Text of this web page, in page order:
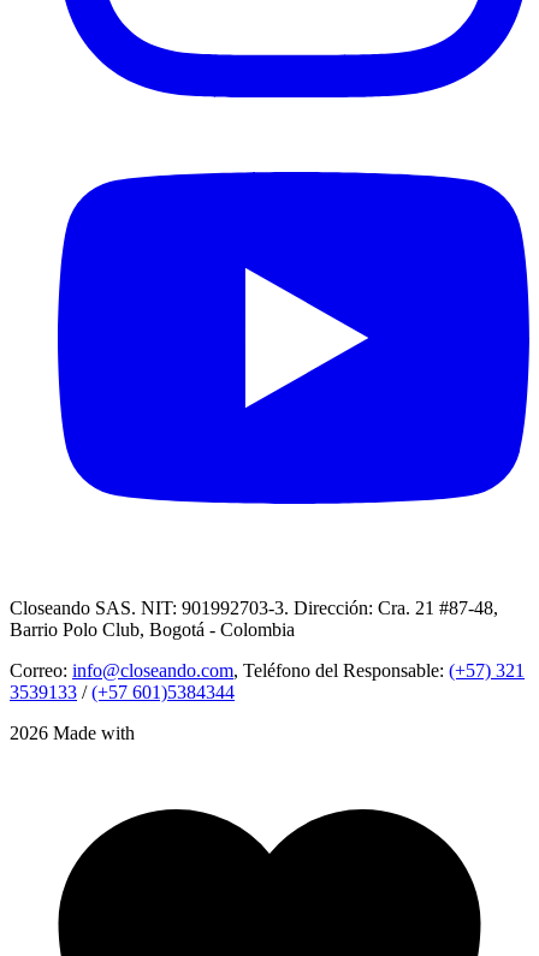
Closeando SAS. NIT: 901992703-3. Dirección: Cra. 21 #87-48,
Barrio Polo Club, Bogotá - Colombia
Correo: info@closeando.com, Teléfono del Responsable: (+57) 321
3539133 /(+57 601)5384344
2026 Made with